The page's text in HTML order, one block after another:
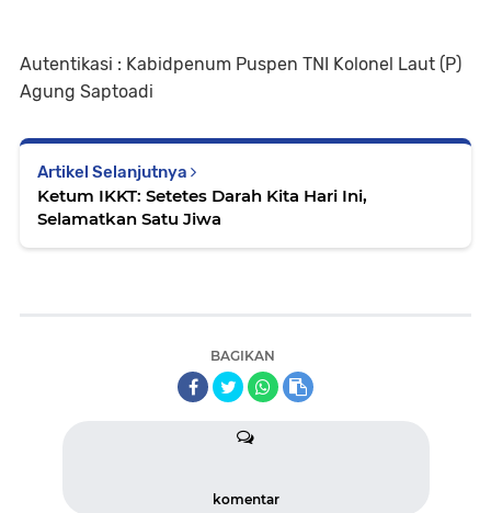
Autentikasi : Kabidpenum Puspen TNI Kolonel Laut (P)
Agung Saptoadi
Artikel Selanjutnya
Ketum IKKT: Setetes Darah Kita Hari Ini,
Selamatkan Satu Jiwa
BAGIKAN
komentar